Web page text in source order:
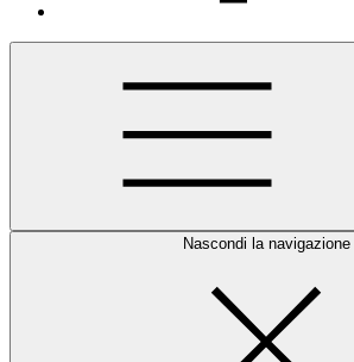
Nascondi la navigazione